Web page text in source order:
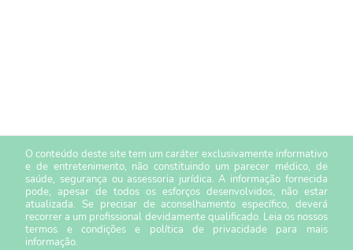
O conteúdo deste site tem um caráter exclusivamente informativo
e de entretenimento, não constituindo um parecer médico, de
saúde, segurança ou assessoria jurídica. A informação fornecida
pode, apesar de todos os esforços desenvolvidos, não estar
atualizada. Se precisar de aconselhamento específico, deverá
recorrer a um profissional devidamente qualificado. Leia os nossos
termos e condiçõese política de privacidade para mais
informação.